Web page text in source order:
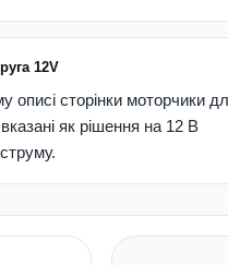
12V
описі сторінки моторчики
як рішення на 12 В